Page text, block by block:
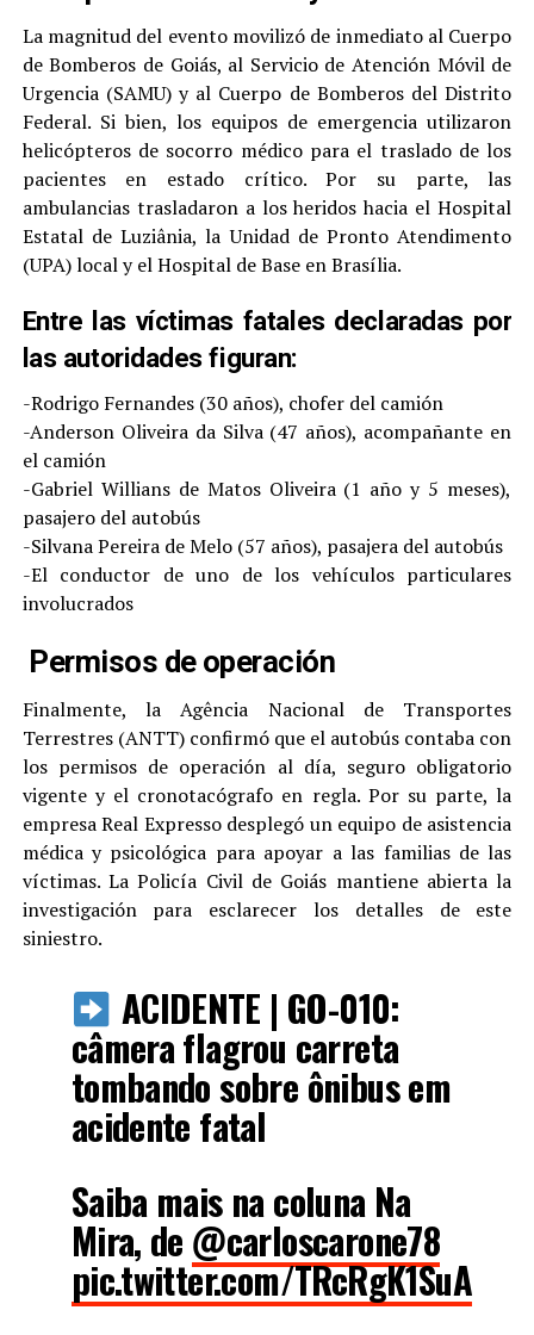
La magnitud del evento movilizó de inmediato al Cuerpo
de Bomberos de Goiás, al Servicio de Atención Móvil de
Urgencia (SAMU) y al Cuerpo de Bomberos del Distrito
Federal. Si bien, los equipos de emergencia utilizaron
helicópteros de socorro médico para el traslado de los
pacientes en estado crítico. Por su parte, las
ambulancias trasladaron a los heridos hacia el Hospital
Estatal de Luziânia, la Unidad de Pronto Atendimento
(UPA) local y el Hospital de Base en Brasília.
Entre las víctimas fatales declaradas por
las autoridades figuran:
-Rodrigo Fernandes (30 años), chofer del camión
-Anderson Oliveira da Silva (47 años), acompañante en
el camión
-Gabriel Willians de Matos Oliveira (1 año y 5 meses),
pasajero del autobús
-Silvana Pereira de Melo (57 años), pasajera del autobús
-El conductor de uno de los vehículos particulares
involucrados
Permisos de operación
Finalmente, la Agência Nacional de Transportes
Terrestres (ANTT) confirmó que el autobús contaba con
los permisos de operación al día, seguro obligatorio
vigente y el cronotacógrafo en regla. Por su parte, la
empresa Real Expresso desplegó un equipo de asistencia
médica y psicológica para apoyar a las familias de las
víctimas. La Policía Civil de Goiás mantiene abierta la
investigación para esclarecer los detalles de este
siniestro.
ACIDENTE | GO-010:
câmera flagrou carreta
tombando sobre ônibus em
acidente fatal
Saiba mais na coluna Na
Mira, de @carloscarone78
pic.twitter.com/TRcRgK1SuA